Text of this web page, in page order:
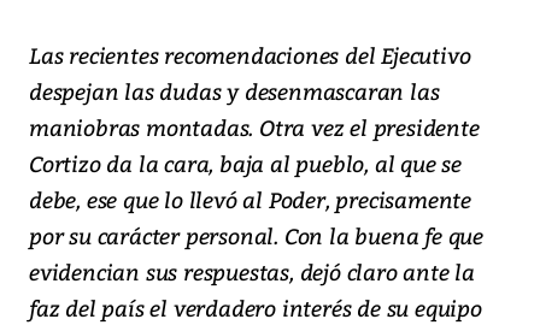
Las recientes recomendaciones del Ejecutivo
despejan las dudas y desenmascaran las
maniobras montadas. Otra vez el presidente
Cortizo da la cara, baja al pueblo, al que se
debe, ese que lo llevó al Poder, precisamente
por su carácter personal. Con la buena fe que
evidencian sus respuestas, dejó claro ante la
faz del país el verdadero interés de su equipo